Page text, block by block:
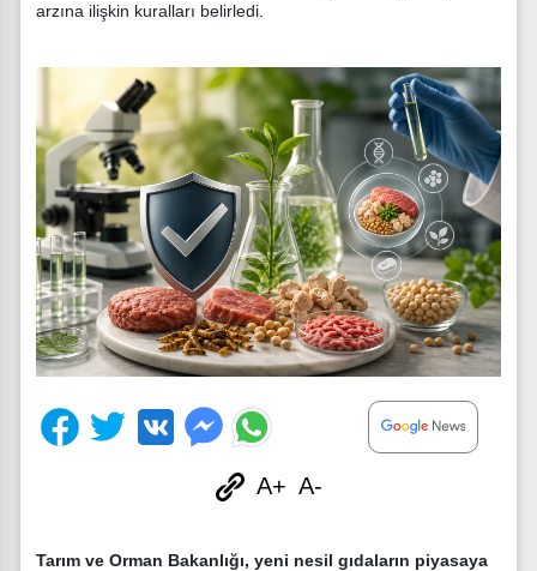
arzına ilişkin kuralları belirledi.
A+ A-
Tarım ve Orman Bakanlığı, yeni nesil gıdaların piyasaya